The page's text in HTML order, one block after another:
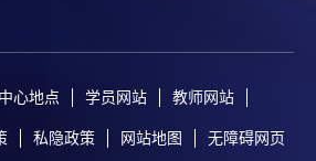
心地点 学员网站 教师网站
私隐政策 网站地图 无障碍网页